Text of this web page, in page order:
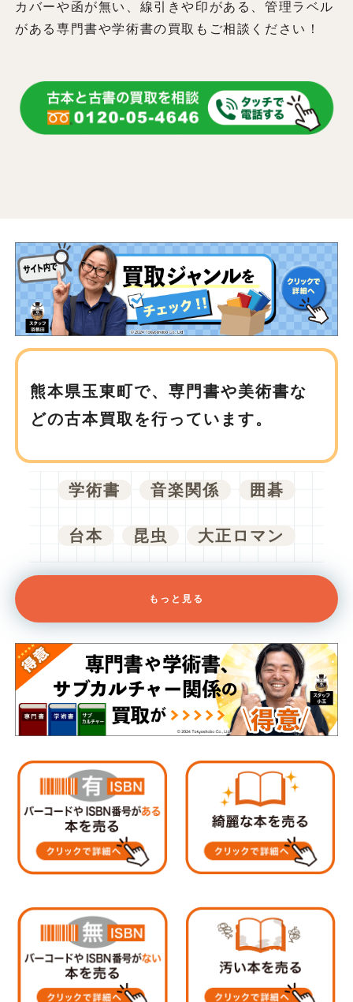
カバーや函が無い、線引きや印がある、管理ラベル
がある専門書や学術書の買取もご相談ください！
熊本県玉東町で、専門書や美術書な
どの古本買取を行っています。
学術書 音楽関係 囲碁
台本 昆虫 大正ロマン
もっと見る